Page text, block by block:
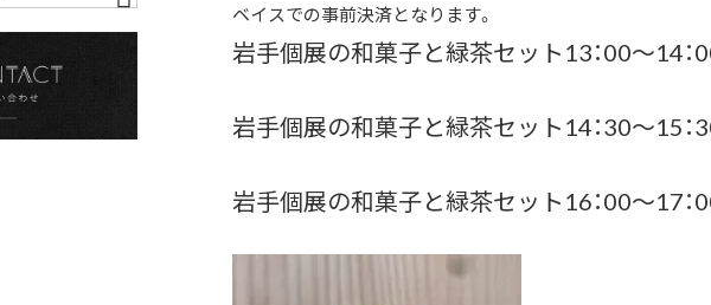
ベイスでの事前決済となります。
岩手個展の和菓子と緑茶セット13：00～14：
岩手個展の和菓子と緑茶セット14：30～15：
岩手個展の和菓子と緑茶セット16：00～17：